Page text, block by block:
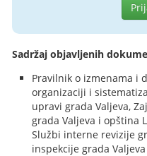
Sadržaj objavljenih
Pravilnik o izmenama i
organizaciji i
upravi grada Valjeva,
grada Valjeva i opština
Službi interne revizije
inspekcije grada Valjeva